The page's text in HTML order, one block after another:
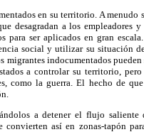
en su territorio. A menudo
desagradan a los empleadores
para ser aplicados en gran
social y utilizar su situación
migrantes indocumentados
a controlar su territorio,
como la guerra. El hecho de
a detener el flujo saliente
así en zonas-tapón